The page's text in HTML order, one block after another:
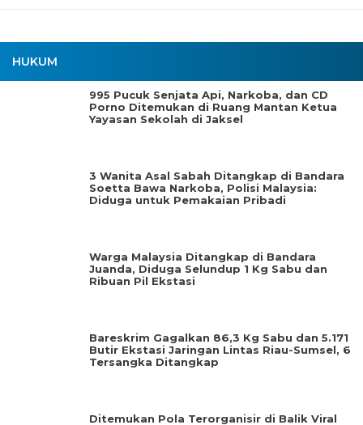
HUKUM
995 Pucuk Senjata Api, Narkoba, dan CD
Porno Ditemukan di Ruang Mantan Ketua
Yayasan Sekolah di Jaksel
3 Wanita Asal Sabah Ditangkap di Bandara
Soetta Bawa Narkoba, Polisi Malaysia:
Diduga untuk Pemakaian Pribadi
Warga Malaysia Ditangkap di Bandara
Juanda, Diduga Selundup 1 Kg Sabu dan
Ribuan Pil Ekstasi
Bareskrim Gagalkan 86,3 Kg Sabu dan 5.171
Butir Ekstasi Jaringan Lintas Riau-Sumsel, 6
Tersangka Ditangkap
Ditemukan Pola Terorganisir di Balik Viral